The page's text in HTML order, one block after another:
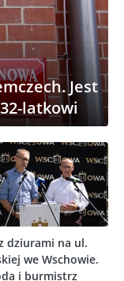
Jest
latkowi
dziurami na ul.
we Wschowie.
i burmistrz